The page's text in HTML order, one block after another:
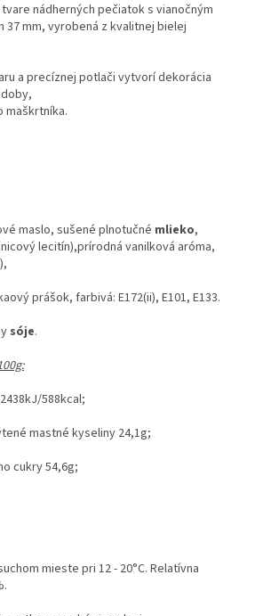
nádherných pečiatok s vianočným
mm, vyrobená z kvalitnej bielej
a precíznej potlači vytvorí dekorácia
maškrtníka.
maslo, sušené plnotučné mlieko,
lecitín),prírodná vanilková aróma,
prášok, farbivá: E172(ii), E101, E133.
sóje.
588kcal;
mastné kyseliny 24,1g;
cukry 54,6g;
mieste pri 12 - 20°C. Relatívna